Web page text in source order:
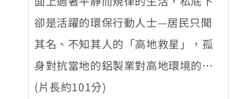
外出了差錯……
卻是活躍的環保行動人士—居民只聞
其名、不知其人的「高地救星」，孤
身對抗當地的鋁製業對高地環境的破
壞。她的行動日趨大膽，從一開始的
(片長約101分)